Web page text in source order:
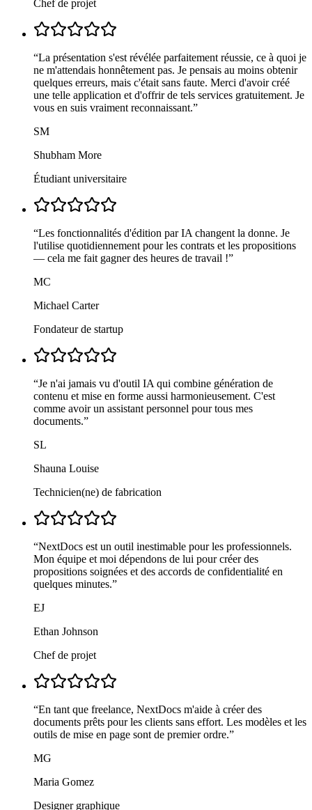
Chef de projet
“La présentation s'est révélée parfaitement réussie, ce à quoi je
ne m'attendais honnêtement pas. Je pensais au moins obtenir
quelques erreurs, mais c'était sans faute. Merci d'avoir créé
une telle application et d'offrir de tels services gratuitement. Je
vous en suis vraiment reconnaissant.”
SM
Shubham More
Étudiant universitaire
“Les fonctionnalités d'édition par IA changent la donne. Je
l'utilise quotidiennement pour les contrats et les propositions
— cela me fait gagner des heures de travail !”
MC
Michael Carter
Fondateur de startup
“Je n'ai jamais vu d'outil IA qui combine génération de
contenu et mise en forme aussi harmonieusement. C'est
comme avoir un assistant personnel pour tous mes
documents.”
SL
Shauna Louise
Technicien(ne) de fabrication
“NextDocs est un outil inestimable pour les professionnels.
Mon équipe et moi dépendons de lui pour créer des
propositions soignées et des accords de confidentialité en
quelques minutes.”
EJ
Ethan Johnson
Chef de projet
“En tant que freelance, NextDocs m'aide à créer des
documents prêts pour les clients sans effort. Les modèles et les
outils de mise en page sont de premier ordre.”
MG
Maria Gomez
Designer graphique